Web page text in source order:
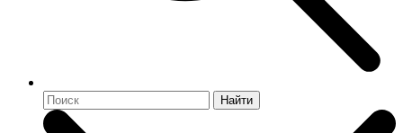
Найти